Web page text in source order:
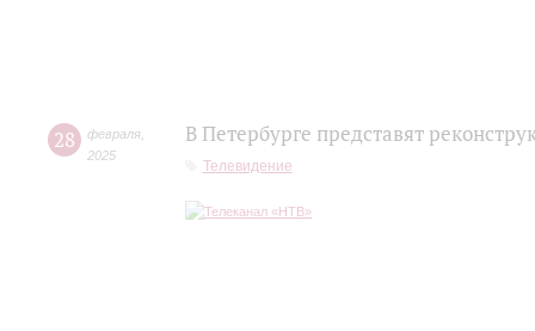
28 февраля
2025
В Петербурге представят
Телевидение